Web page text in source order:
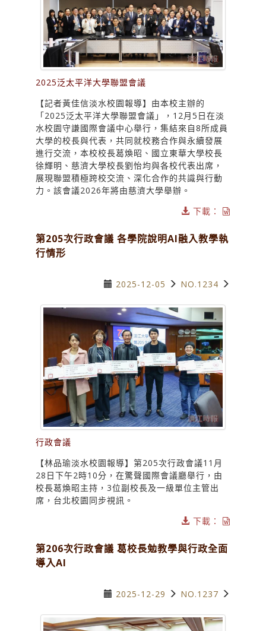
2025泛太平洋大學聯盟會議
【記者黃佳信淡水校園報導】由本校主辦的
「2025泛太平洋大學聯盟會議」，12月5日在淡
水校園守謙國際會議中心舉行，集結來自8所成員
大學的校長與代表，共同就校務合作與永續發展
進行交流，本校校長葛煥昭、國立東華大學校長
徐輝明、慈濟大學校長劉怡均與各校代表出席，
展現聯盟積極跨校交流、深化合作的共識與行動
力。該會議2026年將由慈濟大學舉辦。
下載：
第205次行政會議 各學院說明AI融入教學執
行情形
2025-12-05 NO.1234
行政會議
【林品瑜淡水校園報導】第205次行政會議11月
28日下午2時10分，在驚聲國際會議廳舉行，由
校長葛煥昭主持，3位副校長及一級單位主管出
席，台北校園同步視訊。
下載：
第206次行政會議 葛校長勉教學與行政全面
導入AI
2025-12-29 NO.1237